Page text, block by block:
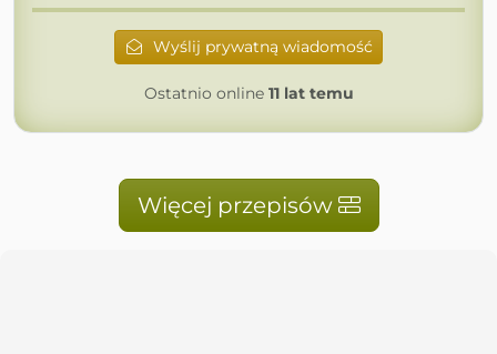
Wyślij prywatną wiadomość
Ostatnio online 11 lat temu
Więcej przepisów